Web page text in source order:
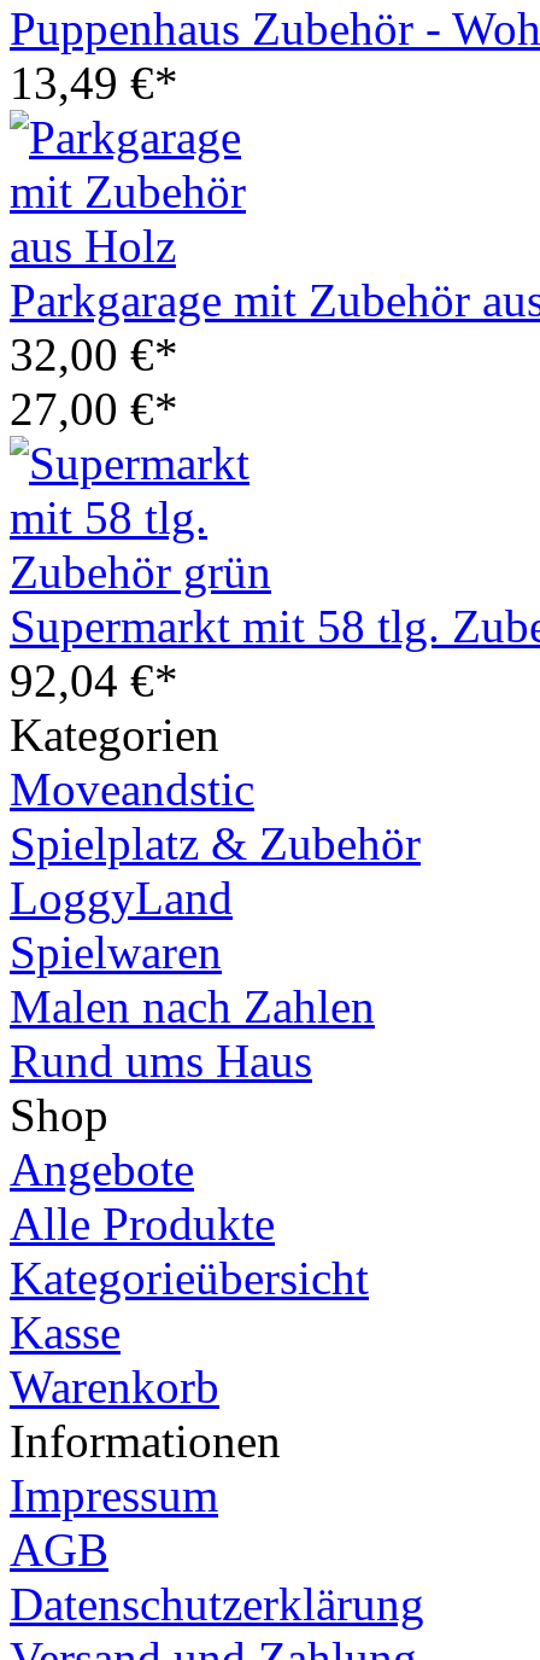
Puppenhaus Zubehör -
13,49 €*
Parkgarage mit Zubehör
32,00 €*
27,00 €*
Supermarkt mit 58 tlg.
92,04 €*
Kategorien
Moveandstic
Spielplatz & Zubehör
LoggyLand
Spielwaren
Malen nach Zahlen
Rund ums Haus
Shop
Angebote
Alle Produkte
Kategorieübersicht
Kasse
Warenkorb
Informationen
Impressum
AGB
Datenschutzerklärung